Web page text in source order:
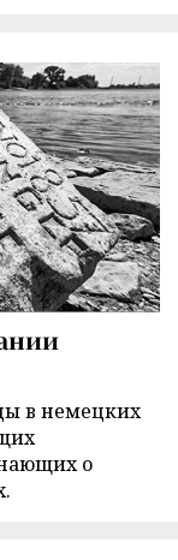
в немецких
о